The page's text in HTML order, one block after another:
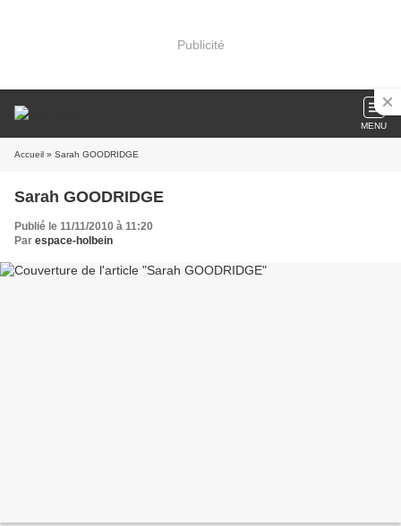
Publicité
MENU
Accueil » Sarah GOODRIDGE
Sarah GOODRIDGE
Publié le 11/11/2010 à 11:20
Par espace-holbein